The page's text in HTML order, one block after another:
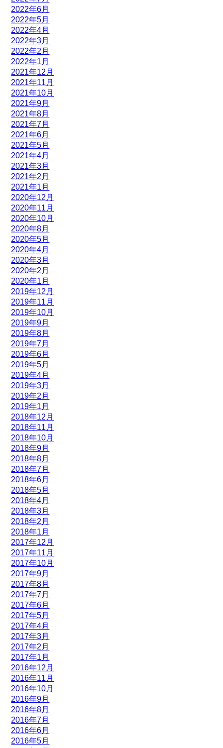
2022年6月
2022年5月
2022年4月
2022年3月
2022年2月
2022年1月
2021年12月
2021年11月
2021年10月
2021年9月
2021年8月
2021年7月
2021年6月
2021年5月
2021年4月
2021年3月
2021年2月
2021年1月
2020年12月
2020年11月
2020年10月
2020年8月
2020年5月
2020年4月
2020年3月
2020年2月
2020年1月
2019年12月
2019年11月
2019年10月
2019年9月
2019年8月
2019年7月
2019年6月
2019年5月
2019年4月
2019年3月
2019年2月
2019年1月
2018年12月
2018年11月
2018年10月
2018年9月
2018年8月
2018年7月
2018年6月
2018年5月
2018年4月
2018年3月
2018年2月
2018年1月
2017年12月
2017年11月
2017年10月
2017年9月
2017年8月
2017年7月
2017年6月
2017年5月
2017年4月
2017年3月
2017年2月
2017年1月
2016年12月
2016年11月
2016年10月
2016年9月
2016年8月
2016年7月
2016年6月
2016年5月